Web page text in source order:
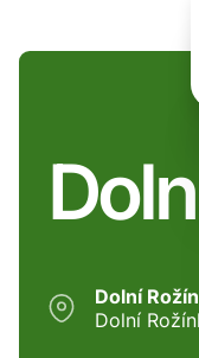
Dolní
Dolní